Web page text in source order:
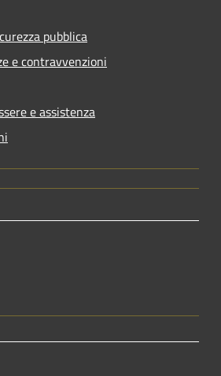
pubblica
e contravvenzioni
e assistenza